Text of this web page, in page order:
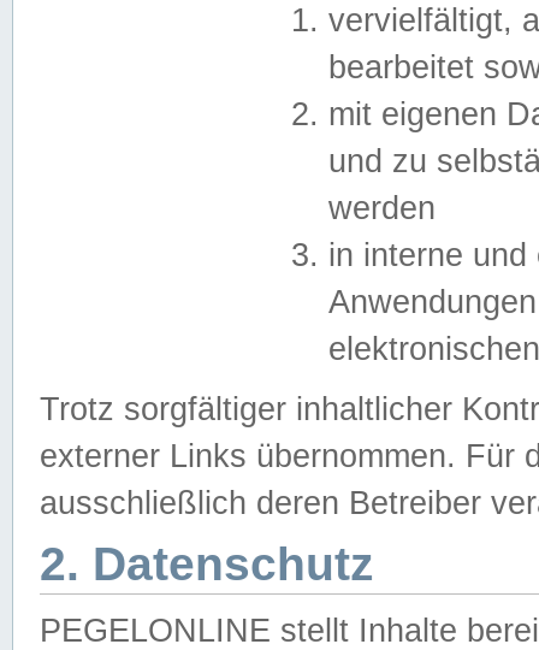
vervielfältigt,
bearbeitet
mit eigenen
und zu
werden
in interne
Trotz sorgfältiger inhaltlicher
externer Links übernommen. Für
ausschließlich deren Betreiber
2. Datenschutz
PEGELONLINE stellt Inhalte